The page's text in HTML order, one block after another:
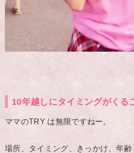
10年越しにタイミングがくる
ママのTRY は無限ですねー。
場所、タイミング、きっかけ、年齢